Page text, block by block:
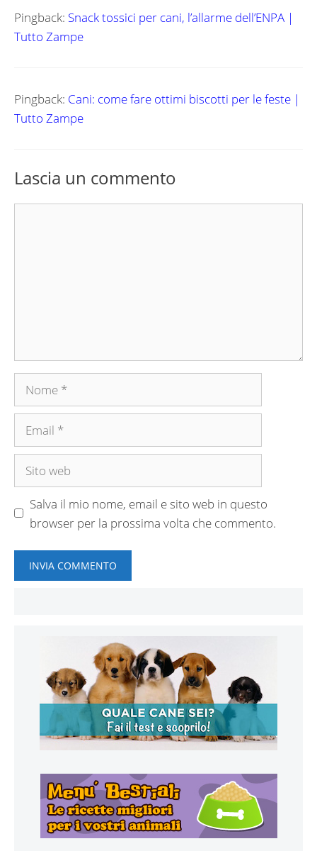
Pingback: Snack tossici per cani, l’allarme dell’ENPA |
Tutto Zampe
Pingback: Cani: come fare ottimi biscotti per le feste |
Tutto Zampe
Lascia un commento
Nome
Email
Sito
Salva il mio nome, email e sito web in questo
browser per la prossima volta che commento.